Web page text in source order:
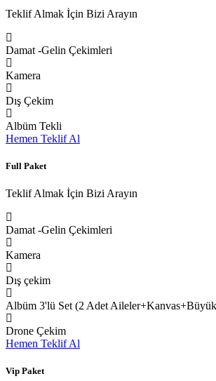
Teklif Almak İçin Bizi Arayın
Damat -Gelin Çekimleri
Kamera
Dış Çekim
Albüm Tekli
Hemen Teklif Al
Full Paket
Teklif Almak İçin Bizi Arayın
Damat -Gelin Çekimleri
Kamera
Dış çekim
Albüm 3'lü Set (2 Adet
Drone Çekim
Hemen Teklif Al
Vip Paket